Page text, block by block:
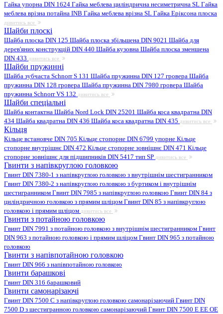
Гайка упорна DIN 1624 Гайка меблева циліндрична несиметрична SL Гайка
меблева врізна потайна INB Гайка меблева врізна SL Гайка Еріксона плоска
дивитись все
Шайби плоскі
Шайба плоска DIN 125 Шайба плоска збільшена DIN 9021 Шайба для
дерев'яних конструкцій DIN 440 Шайба кузовна Шайба плоска зменшена
DIN 433 дивитись все
Шайби пружинні
Шайба зубчаста Schnorr S 131 Шайба пружинна DIN 127 гровера Шайба
пружинна DIN 128 гровера Шайба пружинна DIN 7980 гровера Шайба
пружинна Schnorr VS 132 дивитись все
Шайби спеціальні
Шайба контактна Шайба Nord Lock DIN 25201 Шайба коса квадратна DIN
434 Шайба квадратна DIN 436 Шайба коса квадратна DIN 435 дивитись все
Кільця
Кільце встановче DIN 705 Кільце стопорне DIN 6799 упорне Кільце
стопорне внутрішнє DIN 472 Кільце стопорне зовнішнє DIN 471 Кільце
стопорне зовнішнє для підшипників DIN 5417 тип SP дивитись все
Гвинти з напівкруглою головкою
Гвинт DIN 7380-1 з напівкруглою головкою з внутрішнім шестигранником
Гвинт DIN 7380-2 з напівкруглою головкою з буртиком і внутрішнім
шестигранником Гвинт DIN 7985 з напівкруглою головкою Гвинт DIN 84 з
циліндричною головкою з прямим шліцом Гвинт DIN 85 з напівкруглою
головкою і прямим шліцом дивитись все
Гвинти з потайною головкою
Гвинт DIN 7991 з потайною головкою з внутрішнім шестигранником Гвинт
DIN 963 з потайною головкою і прямим шліцом Гвинт DIN 965 з потайною
головкою
Гвинти з напівпотайною головкою
Гвинт DIN 966 з напівпотайною головкою
Гвинти барашкові
Гвинт DIN 316 барашковий
Гвинти самонарізаючі
Гвинт DIN 7500 C з напівкруглою головкою самонарізаючий Гвинт DIN
7500 D з шестигранною головкою самонарізаючий Гвинт DIN 7500 E EE OE